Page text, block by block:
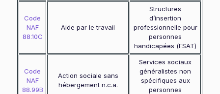
Code
NAF
88.10C
Aide par le travail
Structures
d’insertion
professionnelle pour
personnes
handicapées (ESAT)
Code
NAF
88.99B
Action sociale sans
hébergement n.c.a.
Services sociaux
généralistes non
spécifiques aux
personnes